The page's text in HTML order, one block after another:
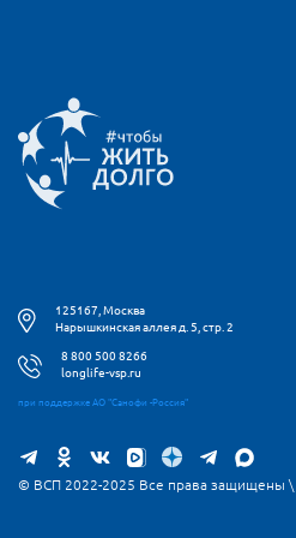
125167, Москва
Нарышкинская аллея д. 5, стр. 2
8 800 500 8266
longlife-vsp.ru
при поддержке АО "Санофи -Россия"
© ВСП 2022-2025 Все права защищены \